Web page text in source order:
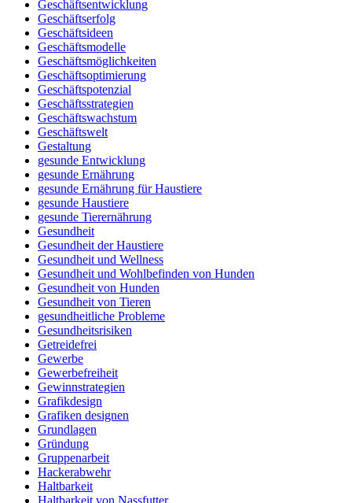
Geschäftsentwicklung
Geschäftserfolg
Geschäftsideen
Geschäftsmodelle
Geschäftsmöglichkeiten
Geschäftsoptimierung
Geschäftspotenzial
Geschäftsstrategien
Geschäftswachstum
Geschäftswelt
Gestaltung
gesunde Entwicklung
gesunde Ernährung
gesunde Ernährung für Haustiere
gesunde Haustiere
gesunde Tierernährung
Gesundheit
Gesundheit der Haustiere
Gesundheit und Wellness
Gesundheit und Wohlbefinden von Hunden
Gesundheit von Hunden
Gesundheit von Tieren
gesundheitliche Probleme
Gesundheitsrisiken
Getreidefrei
Gewerbe
Gewerbefreiheit
Gewinnstrategien
Grafikdesign
Grafiken designen
Grundlagen
Gründung
Gruppenarbeit
Hackerabwehr
Haltbarkeit